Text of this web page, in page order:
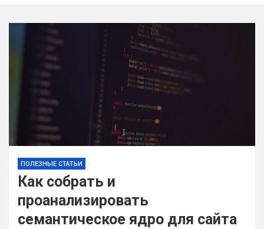
ПОЛЕЗНЫЕ СТАТЬИ
Как собрать и
проанализировать
семантическое ядро для сайта